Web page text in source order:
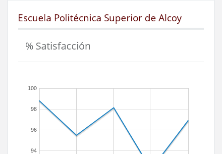
Escuela Politécnica Superior de Alcoy
% Satisfacción
94
96
98
100